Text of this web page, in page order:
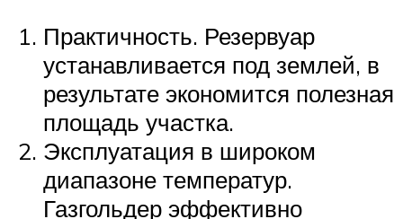
Практичность. Резервуар
устанавливается под землей, в
результате экономится полезная
площадь участка.
Эксплуатация в широком
диапазоне температур.
Газгольдер эффективно